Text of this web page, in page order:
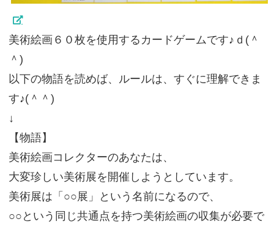
美術絵画６０枚を使用するカードゲームです♪ｄ(＾
＾)
以下の物語を読めば、ルールは、すぐに理解できま
す♪(＾＾)
↓
【物語】
美術絵画コレクターのあなたは、
大変珍しい美術展を開催しようとしています。
美術展は「○○展」という名前になるので、
○○という同じ共通点を持つ美術絵画の収集が必要で